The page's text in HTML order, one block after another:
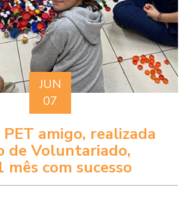
JUN
07
amigo, realizada
de Voluntariado,
com sucesso